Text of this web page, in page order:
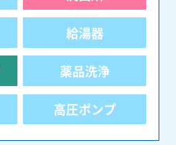
給湯器
薬品洗浄
高圧ポンプ